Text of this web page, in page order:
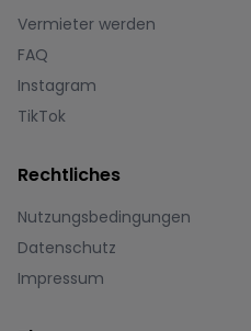
Vermieter werden
FAQ
Instagram
TikTok
Rechtliches
Nutzungsbedingungen
Datenschutz
Impressum